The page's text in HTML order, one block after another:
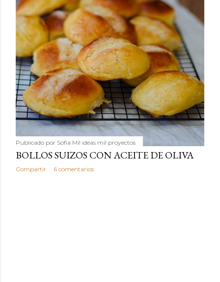
Publicado por Sofía Mil ideas mil proyectos
BOLLOS SUIZOS CON ACEITE DE OLIVA
Compartir 6 comentarios